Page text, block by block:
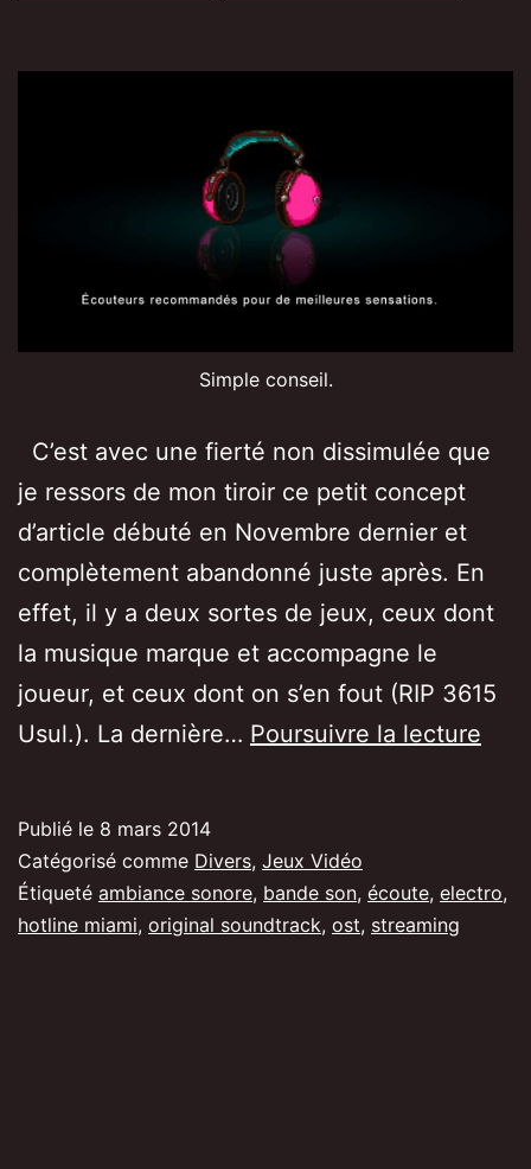
Simple conseil.
C’est avec une fierté non dissimulée que
je ressors de mon tiroir ce petit concept
d’article débuté en Novembre dernier et
complètement abandonné juste après. En
effet, il y a deux sortes de jeux, ceux dont
la musique marque et accompagne le
joueur, et ceux dont on s’en fout (RIP 3615
Usul.). La dernière… Poursuivre la lecture
son]
Publié le 8 mars 2014
Catégorisé comme Divers, Jeux Vidéo
Étiqueté ambiance sonore, bande son, écoute, electro,
hotline miami, original soundtrack, ost, streaming